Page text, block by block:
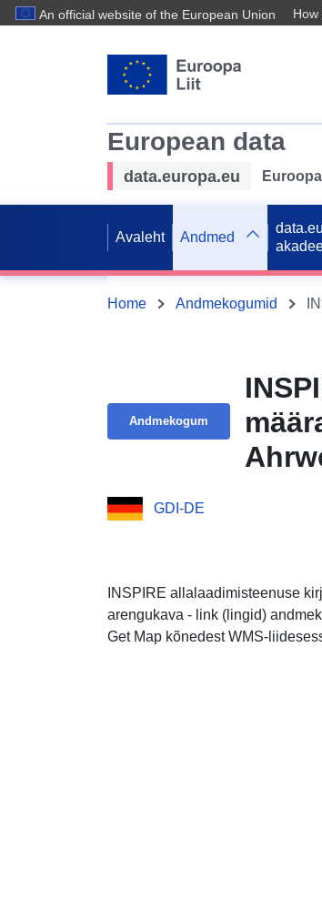
An official website of the European Union
European data
data.europa.eu
Avaleht Andmed
Home Andmekogumid
Andmekogum
GDI-DE
INSPIRE allalaadimisteenuse
arengukava - link (lingid)
Get Map kõnedest WMS-